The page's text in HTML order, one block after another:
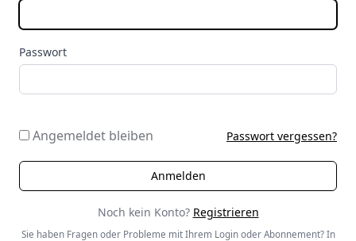
Passwort
Angemeldet bleiben Passwort vergessen?
Noch kein Konto? Registrieren
Sie haben Fragen oder Probleme mit Ihrem Login oder Abonnement? In